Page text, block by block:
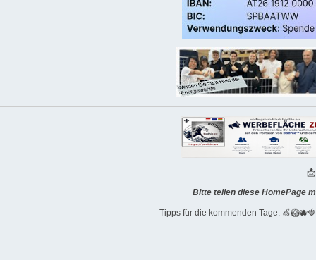
Bitte teilen diese HomePage
Tipps für die kommenden Tage: